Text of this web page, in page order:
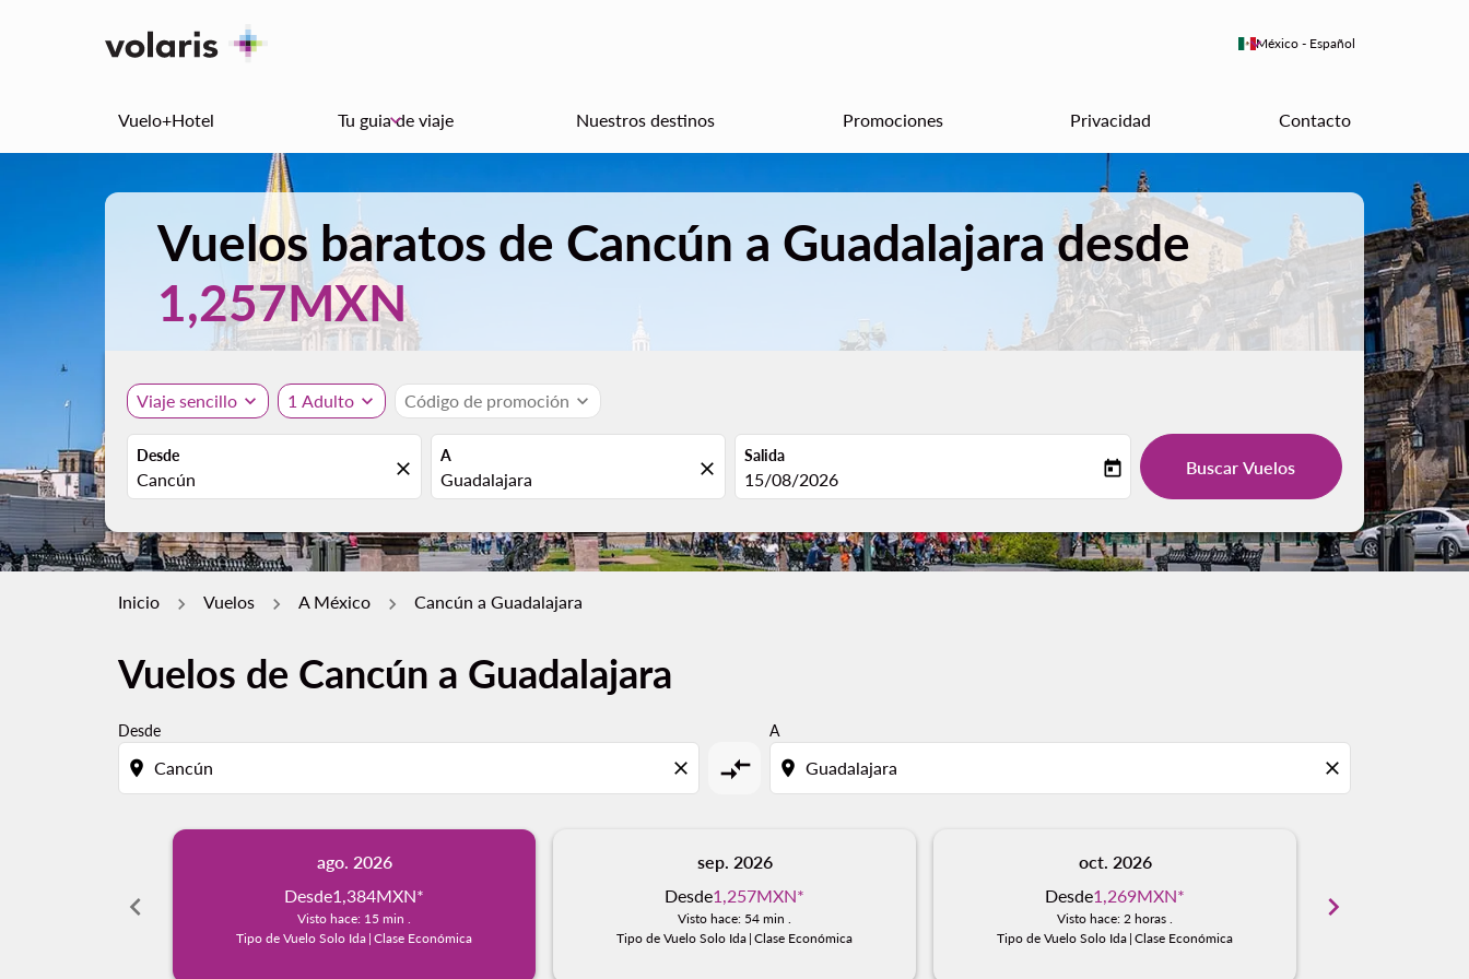
México - Español
keyboard_arrow_down
Vuelo+Hotel Tu guia de viaje
keyboard_arrow_down Nuestros destinos Promociones Privacidad Contacto
Vuelos baratos de Cancún a Guadalajara desde
1,257MXN
Viaje sencillo expand_more 1 Adulto expand_more Código de promoción expand_more
Desde
close
A
close
Salida
fc-booking-departure-date-aria-label
15/08/2026 today Buscar Vuelos
Inicio Vuelos A México Cancún a Guadalajara
Vuelos de Cancún a Guadalajara
Desde
location_on close compare_arrows
A
location_on close
chevron_left
ago. 2026
Desde1,384MXN*
Visto hace: 15 min .
Tipo de Vuelo Solo Ida | Clase Económica
sep. 2026
Desde1,257MXN*
Visto hace: 54 min .
Tipo de Vuelo Solo Ida | Clase Económica
oct. 2026
Desde1,269MXN*
Visto hace: 2 horas .
Tipo de Vuelo Solo Ida | Clase Económica
chevron_right